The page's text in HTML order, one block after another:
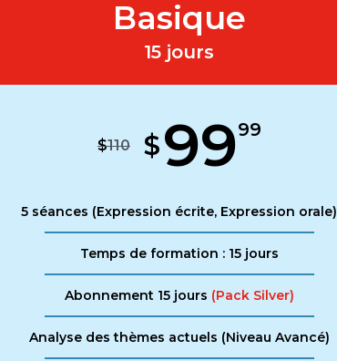
Basique
15 jours
$110 $9999
5 séances (Expression écrite, Expression orale)
Temps de formation : 15 jours
Abonnement 15 jours (Pack Silver)
Analyse des thèmes actuels (Niveau Avancé)